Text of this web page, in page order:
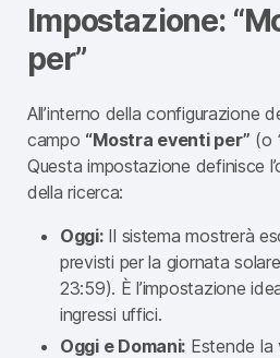
Impostazione:
per”
All’interno della configurazione
campo “Mostra eventi per” (o
Questa impostazione definisce
della ricerca:
Oggi:Il sistema mostrerà
previsti per la giornata
23:59). È l’impostazione
ingressi uffici.
Oggi e Domani: Estende la